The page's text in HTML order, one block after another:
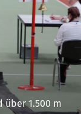
über 1.500 m